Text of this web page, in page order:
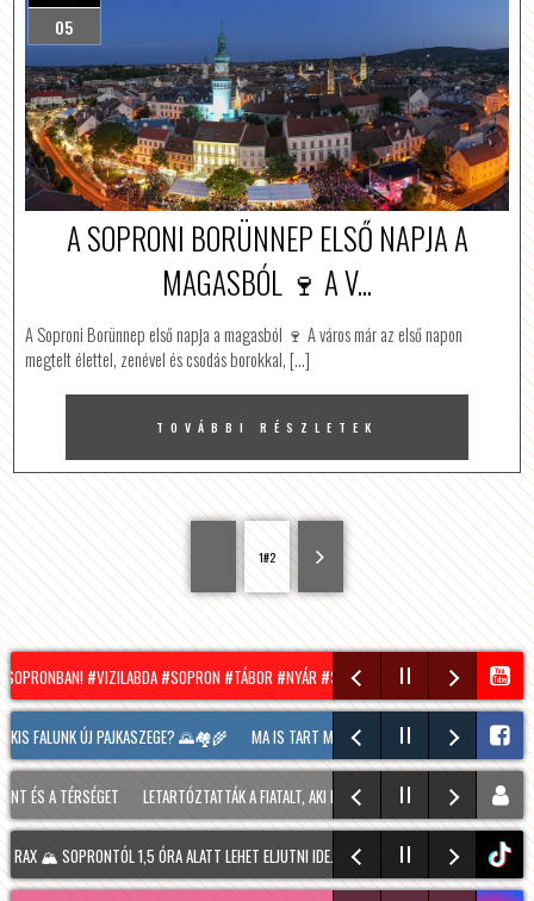
05
A SOPRONI BORÜNNEP ELSŐ NAPJA A
MAGASBÓL 🍷 A V...
A Soproni Borünnep első napja a magasból 🍷 A város már az első napon
megtelt élettel, zenével és csodás borokkal, […]
TOVÁBBI RÉSZLETEK
1#2
#VIZILABDA #SOPRON #TÁBOR #NYÁR #SUMMER HÍRADÓ – 2026.08.05. –
ÚJ PAJKASZEGE? 🌄🏘️🌾 MA IS TART MÉG A SOPRONI BORÜNNEP, 20
TÉRSÉGET LETARTÓZTATTÁK A FIATALT, AKI KIS HÍJÁN MEGÖLT EGY 28 ÉVES FÉRFIT
1,5 ÓRA ALATT LEHET ELJUTNI IDE. A TÚRA A PREINER GSCHEID tiktok